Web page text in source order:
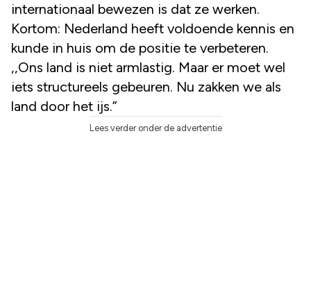
internationaal bewezen is dat ze werken.
Kortom: Nederland heeft voldoende kennis en
kunde in huis om de positie te verbeteren.
,,Ons land is niet armlastig. Maar er moet wel
iets structureels gebeuren. Nu zakken we als
land door het ijs.”
Lees verder onder de advertentie